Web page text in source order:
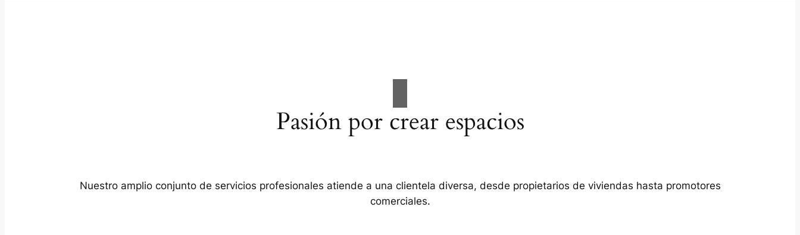
Pasión por crear espacios
Nuestro amplio conjunto de servicios profesionales atiende a una clientela diversa, desde propietarios de viviendas hasta promotores
comerciales.